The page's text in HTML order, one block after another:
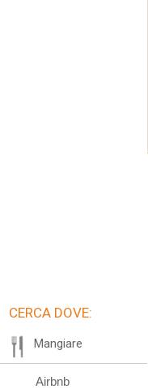
CERCA DOVE:
Mangiare
Airbnb